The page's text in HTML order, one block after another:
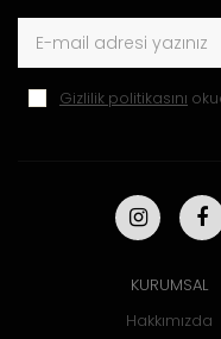
Gizlilik politikasını
KURUMSAL
Hakkımızda